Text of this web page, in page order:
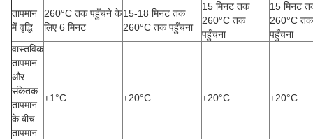
तापमान
में वृद्धि
260°C तक पहुँचने के
लिए 6 मिनट
15-18 मिनट तक
260°C तक पहुँचना
15 मिनट तक
260°C तक
पहुँचना
15 मिनट
260°C तक
पहुँचना
वास्तविक
तापमान
और
संकेतक
तापमान
के बीच
तापमान
±1°C ±20°C ±20°C ±20°C